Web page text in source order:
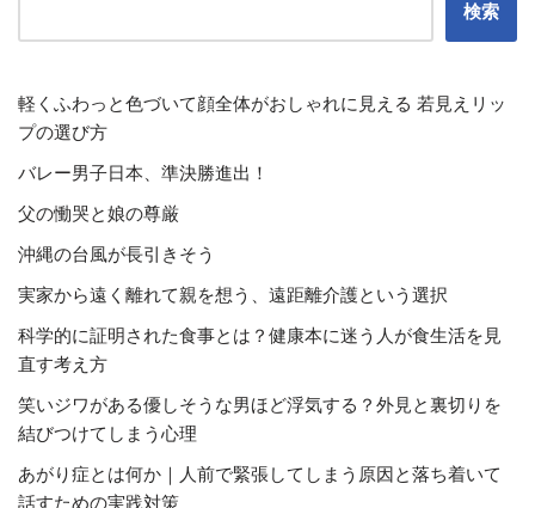
検索
軽くふわっと色づいて顔全体がおしゃれに見える 若見えリッ
プの選び方
バレー男子日本、準決勝進出！
父の慟哭と娘の尊厳
沖縄の台風が長引きそう
実家から遠く離れて親を想う、遠距離介護という選択
科学的に証明された食事とは？健康本に迷う人が食生活を見
直す考え方
笑いジワがある優しそうな男ほど浮気する？外見と裏切りを
結びつけてしまう心理
あがり症とは何か｜人前で緊張してしまう原因と落ち着いて
話すための実践対策